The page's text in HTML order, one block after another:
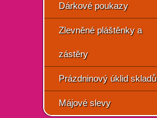
Dárkové poukazy
Zlevněné pláštěnky a
zástěry
Prázdninový úklid skladů
Májové slevy